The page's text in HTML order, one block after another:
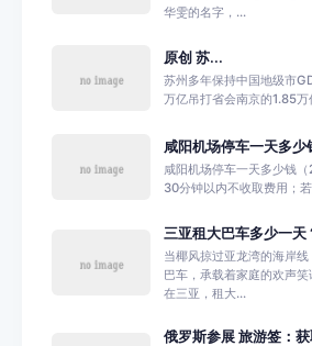
华雯的名字，...
原创 苏...
苏州多年保持中国地级市
万亿吊打省会南京的1.85
咸阳机场停车一天多
咸阳机场停车一天多少钱
30分钟以内不收取费用；
三亚租大巴车多少一
当椰风掠过亚龙湾的海岸
巴车，承载着家庭的欢声笑
在三亚，租大...
俄罗斯参展 旅游签：